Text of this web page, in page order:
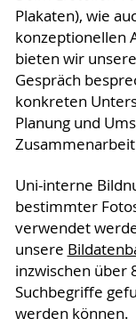
Plakaten), wie
konzeptionellen
bieten wir
Gespräch
konkreten
Planung und
Uni-interne
bestimmter
verwendet
unsere
inzwischen über
Suchbegriffe
werden können.